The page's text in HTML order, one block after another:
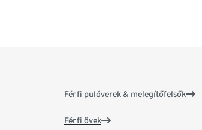
Férfi pulóverek & melegítőfelsők
Férfi övek